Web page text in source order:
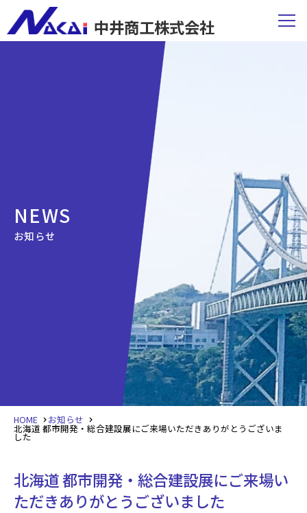
中井商工株式会社
NEWS
お知らせ
HOME お知らせ
北海道 都市開発・総合建設展にご来場いただきありがとうございま
した
北海道 都市開発・総合建設展にご来場い
ただきありがとうございました